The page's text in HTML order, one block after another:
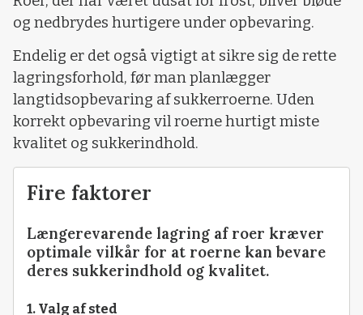
og nedbrydes hurtigere under opbevaring.
Endelig er det også vigtigt at sikre sig de rette
lagringsforhold, før man planlægger
langtidsopbevaring af sukkerroerne. Uden
korrekt opbevaring vil roerne hurtigt miste
kvalitet og sukkerindhold.
Fire faktorer
Længerevarende lagring af roer kræver
optimale vilkår for at roerne kan bevare
deres sukkerindhold og kvalitet.
1. Valg af sted